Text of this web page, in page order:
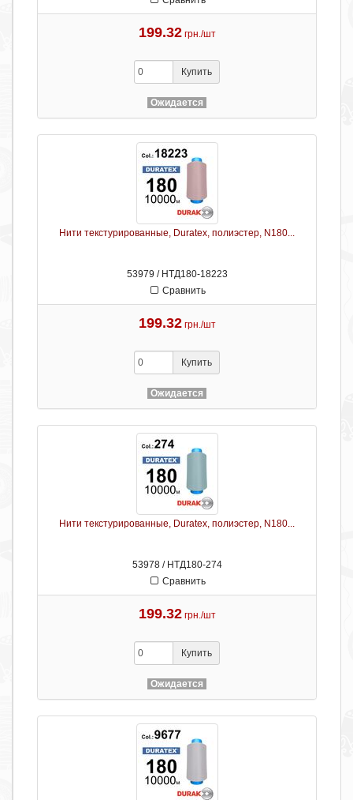
199.32 грн./шт
Купить
Ожидается
Нити текстурированные, Duratex, полиэстер, N180...
53979 / НТД180-18223
Сравнить
199.32 грн./шт
Купить
Ожидается
Нити текстурированные, Duratex, полиэстер, N180...
53978 / НТД180-274
Сравнить
199.32 грн./шт
Купить
Ожидается